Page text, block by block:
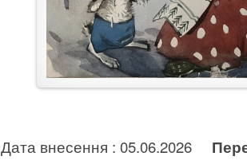
Дата внесення : 05.06.2026